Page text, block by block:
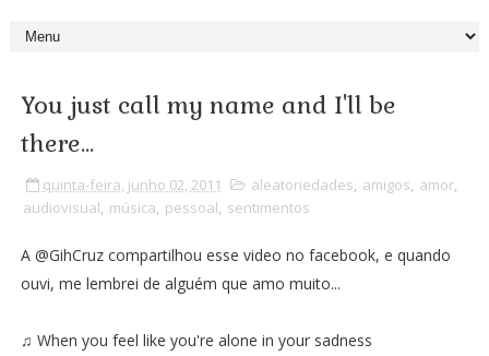
You just call my name and I'll be
there...
quinta-feira, junho 02, 2011 aleatoriedades, amigos, amor,
audiovisual, música, pessoal, sentimentos
A @GihCruzcompartilhou esse video no facebook, e quando
ouvi, me lembrei de alguém que amo muito...
♫ When you feel like you're alone in your sadness